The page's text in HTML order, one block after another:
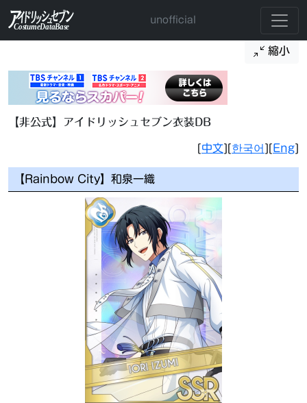
unofficial
縮小
【非公式】アイドリッシュセブン衣装DB
[中文][한국어 ][Eng]
【Rainbow City】和泉一織